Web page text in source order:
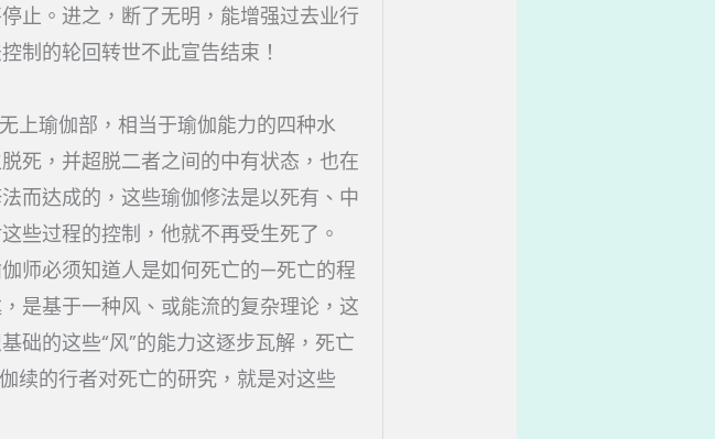
止。进之，断了无明，能增强过去业行
制的轮回转世不此宣告结束！
上瑜伽部，相当于瑜伽能力的四种水
死，并超脱二者之间的中有状态，也在
而达成的，这些瑜伽修法是以死有、中
些过程的控制，他就不再受生死了。
师必须知道人是如何死亡的—死亡的程
是基于一种风、或能流的复杂理论，这
础的这些“风”的能力这逐步瓦解，死亡
续的行者对死亡的研究，就是对这些